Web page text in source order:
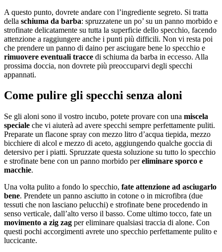
A questo punto, dovrete andare con l’ingrediente segreto. Si tratta
della schiuma da barba: spruzzatene un po’ su un panno morbido e
strofinate delicatamente su tutta la superficie dello specchio, facendo
attenzione a raggiungere anche i punti più difficili. Non vi resta poi
che prendere un panno di daino per asciugare bene lo specchio e
rimuovere eventuali tracce di schiuma da barba in eccesso. Alla
prossima doccia, non dovrete più preoccuparvi degli specchi
appannati.
Come pulire gli specchi senza aloni
Se gli aloni sono il vostro incubo, potete provare con una miscela
speciale che vi aiuterà ad avere specchi sempre perfettamente puliti.
Preparate un flacone spray con mezzo litro d’acqua tiepida, mezzo
bicchiere di alcol e mezzo di aceto, aggiungendo qualche goccia di
detersivo per i piatti. Spruzzate questa soluzione su tutto lo specchio
e strofinate bene con un panno morbido pereliminare sporco e
macchie.
Una volta pulito a fondo lo specchio, fate attenzione ad asciugarlo
bene. Prendete un panno asciutto in cotone o in microfibra (due
tessuti che non lasciano pelucchi) e strofinate bene procedendo in
senso verticale, dall’alto verso il basso. Come ultimo tocco, fate un
movimento a zig zag per eliminare qualsiasi traccia di alone. Con
questi pochi accorgimenti avrete uno specchio perfettamente pulito e
luccicante.